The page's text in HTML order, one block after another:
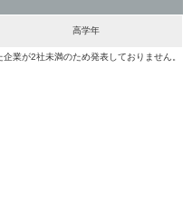
高学年
業が2社未満のため発表しておりません。